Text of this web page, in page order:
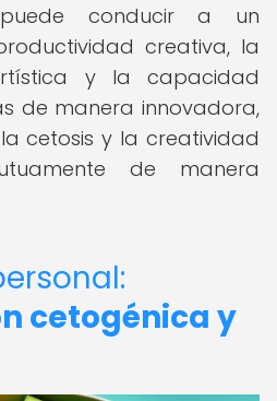
conducir a un
creativa, la
y la capacidad
de manera innovadora,
cetosis y la creatividad
de manera
cetogénica y